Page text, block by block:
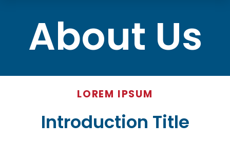
About Us
LOREM IPSUM
Introduction Title